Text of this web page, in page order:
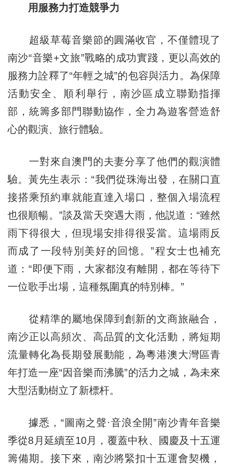
用服務力打造競爭力
超級草莓音樂節的圓滿收官，不僅體現了
南沙“音樂+文旅”戰略的成功實踐，更以高效的
服務力詮釋了“年輕之城”的包容與活力。為保障
活動安全、順利舉行，南沙區成立聯勤指揮
部，統籌多部門聯動協作，全力為遊客營造舒
心的觀演、旅行體驗。
一對來自澳門的夫妻分享了他們的觀演體
驗。黃先生表示：“我們從珠海出發，在關口直
接搭乘預約車就能直達入場口，整個入場流程
也很順暢。”談及當天突遇大雨，他説道：“雖然
雨下得很大，但現場安排得很妥當。這場雨反
而成了一段特別美好的回憶。”程女士也補充
道：“即便下雨，大家都沒有離開，都在等待下
一位歌手出場，這種氛圍真的特別棒。”
從精準的屬地保障到創新的文商旅融合，
南沙正以高頻次、高品質的文化活動，將短期
流量轉化為長期發展動能，為粵港澳大灣區青
年打造一座“因音樂而沸騰”的活力之城，為未來
大型活動樹立了新標杆。
據悉，“圖南之聲·音浪全開”南沙青年音樂
季從8月延續至10月，覆蓋中秋、國慶及十五運
籌備期。接下來，南沙將緊扣十五運會契機，